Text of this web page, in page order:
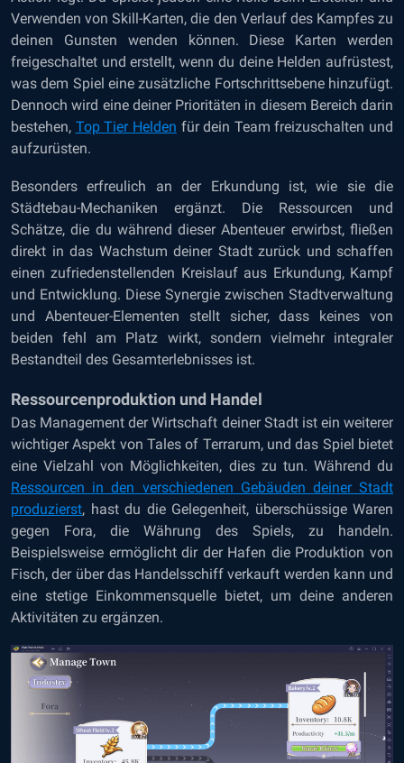
Verwenden von Skill-Karten, die den Verlauf des Kampfes zu
deinen Gunsten wenden können. Diese Karten werden
freigeschaltet und erstellt, wenn du deine Helden aufrüstest,
was dem Spiel eine zusätzliche Fortschrittsebene hinzufügt.
Dennoch wird eine deiner Prioritäten in diesem Bereich darin
bestehen, Top Tier Helden für dein Team freizuschalten und
aufzurüsten.
Besonders erfreulich an der Erkundung ist, wie sie die
Städtebau-Mechaniken ergänzt. Die Ressourcen und
Schätze, die du während dieser Abenteuer erwirbst, fließen
direkt in das Wachstum deiner Stadt zurück und schaffen
einen zufriedenstellenden Kreislauf aus Erkundung, Kampf
und Entwicklung. Diese Synergie zwischen Stadtverwaltung
und Abenteuer-Elementen stellt sicher, dass keines von
beiden fehl am Platz wirkt, sondern vielmehr integraler
Bestandteil des Gesamterlebnisses ist.
Ressourcenproduktion und Handel
Das Management der Wirtschaft deiner Stadt ist ein weiterer
wichtiger Aspekt von Tales of Terrarum, und das Spiel bietet
eine Vielzahl von Möglichkeiten, dies zu tun. Während du
Ressourcen in den verschiedenen Gebäuden deiner Stadt
produzierst, hast du die Gelegenheit, überschüssige Waren
gegen Fora, die Währung des Spiels, zu handeln.
Beispielsweise ermöglicht dir der Hafen die Produktion von
Fisch, der über das Handelsschiff verkauft werden kann und
eine stetige Einkommensquelle bietet, um deine anderen
Aktivitäten zu ergänzen.